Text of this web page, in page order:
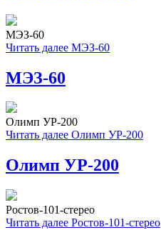
МЭЗ-60
Читать далее МЭЗ-60
МЭЗ-60
Олимп УР-200
Читать далее Олимп УР-200
Олимп УР-200
Ростов-101-стерео
Читать далее Ростов-101-стерео